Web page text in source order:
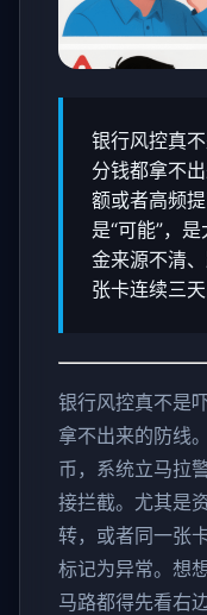
银行风控真
分钱都拿不
额或者高频
是“可能”，
金来源不清
张卡连续三
银行风控真不是
拿不出来的防线
币，系统立马拉
接拦截。尤其是
转，或者同一张
标记为异常。想
马路都得先看右